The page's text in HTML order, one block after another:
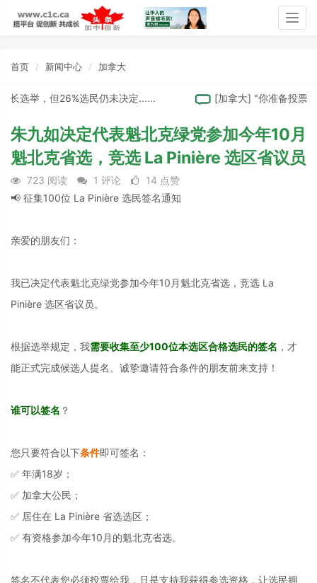
首页 新闻中心 加拿大
选举，但26%选民仍未决定...... [加拿大] "你准备投票了
朱九如决定代表魁北克绿党参加今年10月
魁北克省选，竞选 La Pinière 选区省议员
723 阅读 1 评论
14 点赞
📢 征集100位 La Pinière 选民签名通知
亲爱的朋友们：
我已决定代表魁北克绿党参加今年10月魁北克省选，竞选 La
Pinière 选区省议员。
根据选举规定，我需要收集至少100位本选区合格选民的签名 ，才
能正式完成候选人提名。诚挚邀请符合条件的朋友前来支持！
谁可以签名 ？
您只要符合以下条件即可签名：
✅ 年满18岁；
✅ 加拿大公民；
✅ 居住在 La Pinière 省选选区；
✅ 有资格参加今年10月的魁北克省选。
签名不代表您必须投票给我，只是支持我获得参选资格，让选民拥